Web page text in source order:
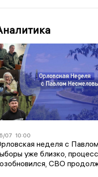
07 10:00
неделя с
уже близко,
СВО